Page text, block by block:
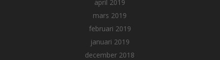
april 2019
mars 2019
februari 2019
januari 2019
december 2018